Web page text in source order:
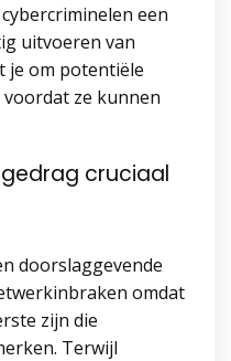
een
uitvoeren van
je om potentiële
ze kunnen
cruciaal
doorslaggevende
omdat
zijn die
Terwijl